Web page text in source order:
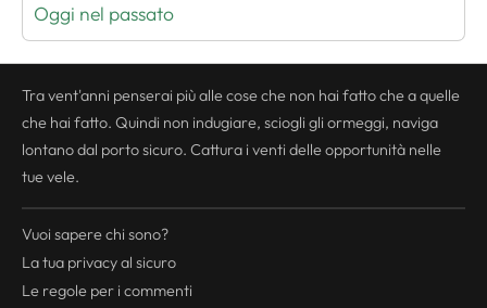
Oggi nel passato
Tra vent'anni penserai più alle cose che non hai fatto che a quelle
che hai fatto. Quindi non indugiare, sciogli gli ormeggi, naviga
lontano dal porto sicuro. Cattura i venti delle opportunità nelle
tue vele.
Vuoi sapere chi sono?
La tua privacyal sicuro
Le regole per i commenti